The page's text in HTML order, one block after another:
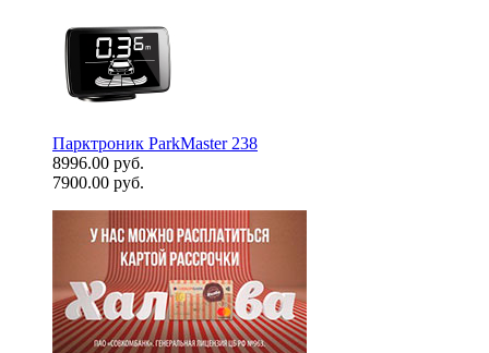
Парктроник ParkMaster 238
8996.00 руб.
7900.00 руб.